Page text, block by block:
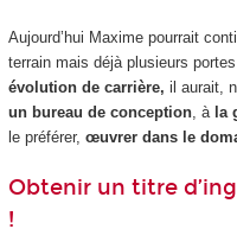
Aujourd’hui Maxime pourrait
terrain mais déjà plusieurs
évolution de carrière, il aurait,
un bureau de conception, à la
le préférer, œuvrer dans le
Obtenir un titre
!